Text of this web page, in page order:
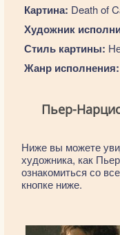
Картина: Death of
Художник
Стиль картины:
Жанр исполнения:
Пьер-
Ниже вы можете
художника, как
ознакомиться со
кнопке ниже.